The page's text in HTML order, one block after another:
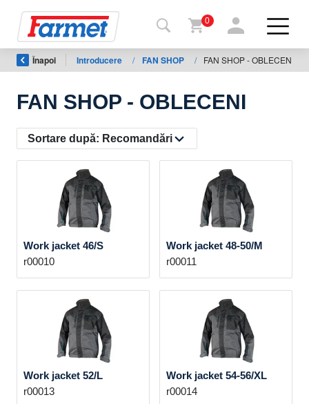
Înapoi
la
shop
Utilajele
descărcat
0
Înapoi Introducere / FAN SHOP / FAN SHOP - OBLECENI
FAN SHOP - OBLECENI
Sortare după: Recomandări
Work jacket 46/S
r00010
Work jacket 48-50/M
r00011
Work jacket 52/L
r00013
Work jacket 54-56/XL
r00014